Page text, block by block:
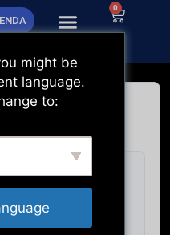
0
Carrito
& titular de la
might be
language.
to: